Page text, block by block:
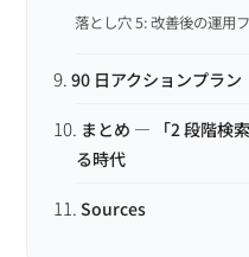
落とし穴 5: 改善後の運用
90 日アクションプラン
まとめ — 「2 段階検
る時代
Sources